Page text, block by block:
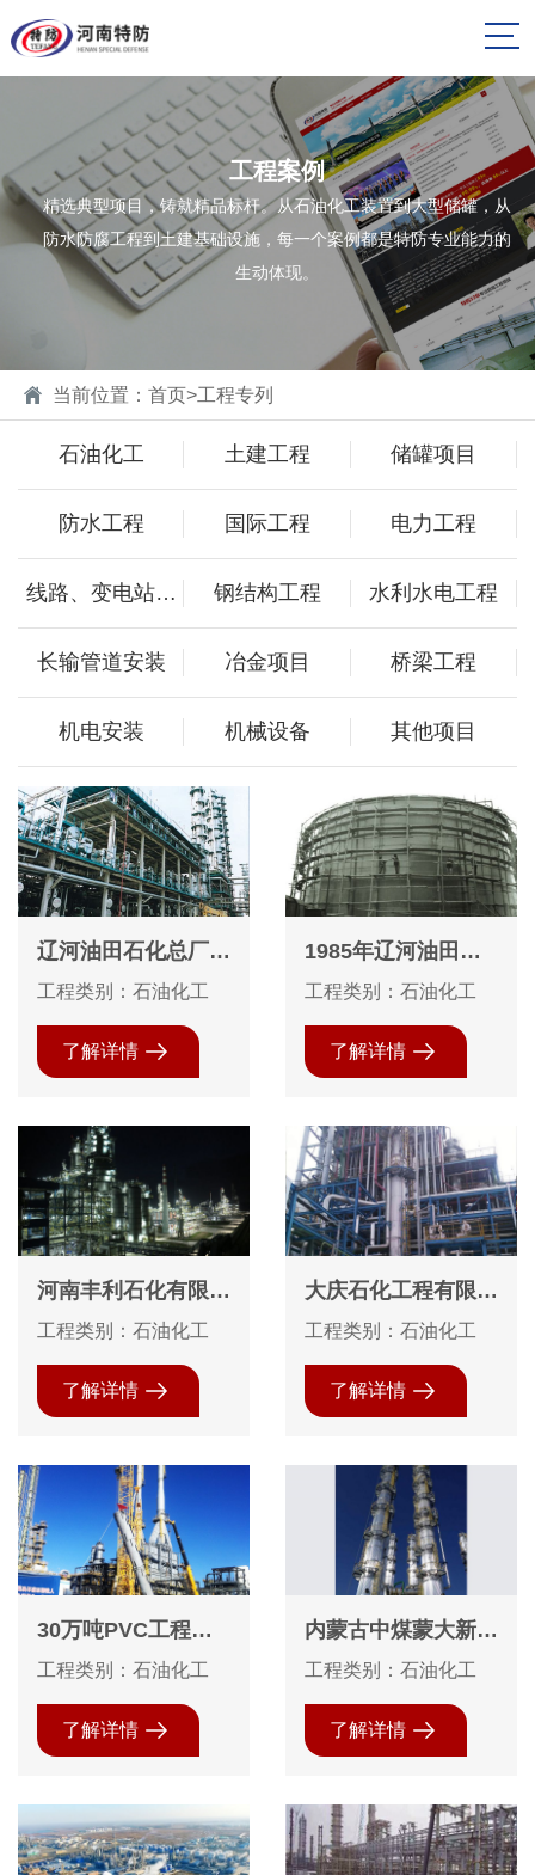
工程案例
精选典型项目，铸就精品标杆。从石油化工装置到大型储罐，从
防水防腐工程到土建基础设施，每一个案例都是特防专业能力的
生动体现。
当前位置： 首页>工程专列
石油化工 土建工程 储罐项目
防水工程 国际工程 电力工程
线路、变电站工
程
钢结构工程 水利水电工程
长输管道安装 冶金项目 桥梁工程
机电安装 机械设备 其他项目
辽河油田石化总厂西
蒸馏装置防腐保温及
工程类别：石油化工
了解详情
1985年辽河油田茨
榆坨采油厂5000m3
工程类别：石油化工
了解详情
河南丰利石化有限公
司，120万吨催化装
工程类别：石油化工
了解详情
大庆石化工程有限公
司蒲城清洁能源化工
吨每年煤制烯烃项目
40万吨每年聚丙烯
工程类别：石油化工
了解详情
30万吨PVC工程图
片VCM装置设备安
工程类别：石油化工
了解详情
内蒙古中煤蒙大新能
源化工有限公司60
工程
工程类别：石油化工
了解详情